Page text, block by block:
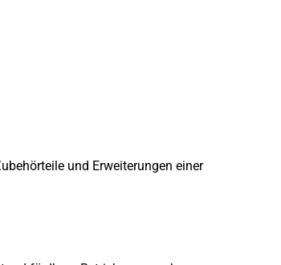
und Erweiterungen einer